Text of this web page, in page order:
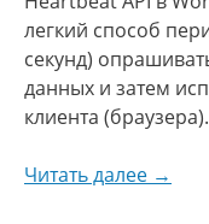
легкий способ
секунд)
данных и затем
клиента (браузера).
Читать далее →